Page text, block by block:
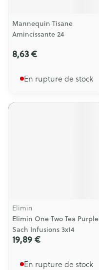
Mannequin Tisane
Amincissante 24
8,63 €
En rupture de stock
Elimin
Elimin One Two Tea Purple
Sach Infusions 3x14
19,89 €
En rupture de stock